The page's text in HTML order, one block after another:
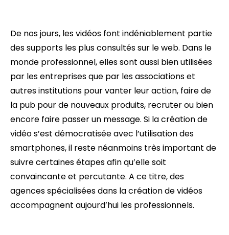
De nos jours, les vidéos font indéniablement partie
des supports les plus consultés sur le web. Dans le
monde professionnel, elles sont aussi bien utilisées
par les entreprises que par les associations et
autres institutions pour vanter leur action, faire de
la pub pour de nouveaux produits, recruter ou bien
encore faire passer un message. Si la création de
vidéo s’est démocratisée avec l’utilisation des
smartphones, il reste néanmoins très important de
suivre certaines étapes afin qu’elle soit
convaincante et percutante. A ce titre, des
agences spécialisées dans la création de vidéos
accompagnent aujourd’hui les professionnels.